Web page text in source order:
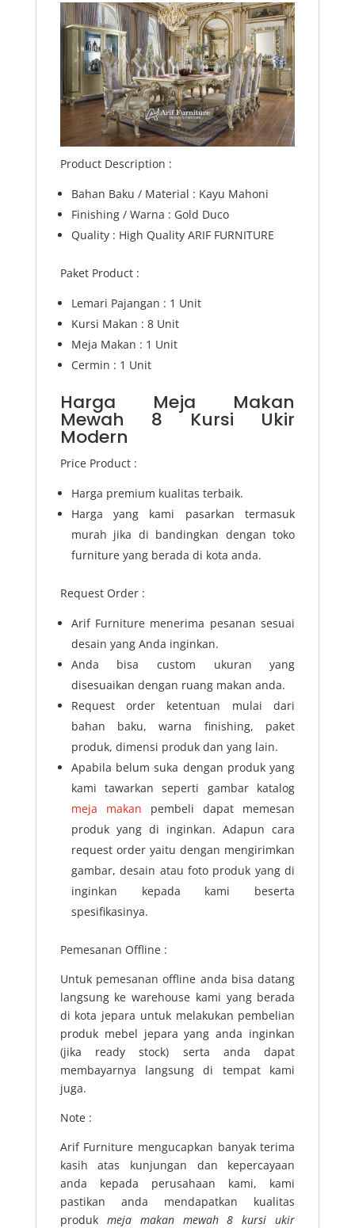
Product Description :
Bahan Baku / Material : Kayu Mahoni
Finishing / Warna : Gold Duco
Quality : High Quality ARIF FURNITURE
Paket Product :
Lemari Pajangan : 1 Unit
Kursi Makan : 8 Unit
Meja Makan : 1 Unit
Cermin : 1 Unit
Harga Meja Makan
Mewah 8 Kursi Ukir
Modern
Price Product :
Harga premium kualitas terbaik.
Harga yang kami pasarkan termasuk
murah jika di bandingkan dengan toko
furniture yang berada di kota anda.
Request Order :
Arif Furniture menerima pesanan sesuai
desain yang Anda inginkan.
Anda bisa custom ukuran yang
disesuaikan dengan ruang makan anda.
Request order ketentuan mulai dari
bahan baku, warna finishing, paket
produk, dimensi produk dan yang lain.
Apabila belum suka dengan produk yang
kami tawarkan seperti gambar katalog
meja makan pembeli dapat memesan
produk yang di inginkan. Adapun cara
request order yaitu dengan mengirimkan
gambar, desain atau foto produk yang di
inginkan kepada kami beserta
spesifikasinya.
Pemesanan Offline :
Untuk pemesanan offline anda bisa datang
langsung ke warehouse kami yang berada
di kota jepara untuk melakukan pembelian
produk mebel jepara yang anda inginkan
(jika ready stock) serta anda dapat
membayarnya langsung di tempat kami
juga.
Note :
Arif Furniture mengucapkan banyak terima
kasih atas kunjungan dan kepercayaan
anda kepada perusahaan kami, kami
pastikan anda mendapatkan kualitas
produk meja makan mewah 8 kursi ukir